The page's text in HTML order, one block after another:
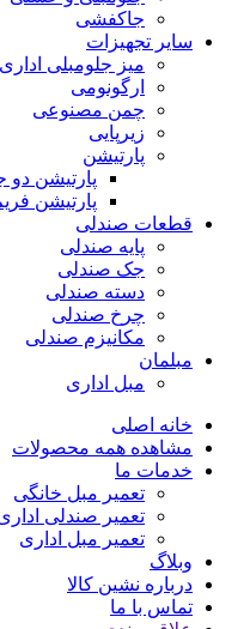
جاکفشی
سایر تجهیزات
میز جلومبلی اداری
ارگونومی
چمن مصنوعی
زیرپایی
پارتیشن
پارتیشن دو
پارتیشن
قطعات صندلی
پایه صندلی
جک صندلی
دسته صندلی
چرخ صندلی
مکانیزم صندلی
مبلمان
مبل اداری
خانه اصلی
مشاهده همه محصولات
خدمات ما
تعمیر مبل خانگی
تعمیر صندلی
تعمیر مبل اداری
وبلاگ
درباره نشین کالا
تماس با ما